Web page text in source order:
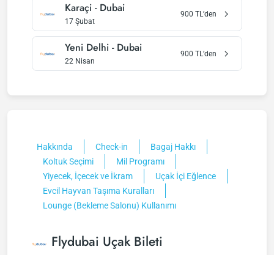
Karaçi - Dubai
17 Şubat
900 TL’den
Yeni Delhi - Dubai
22 Nisan
900 TL’den
Hakkında Check-in
Bagaj Hakkı
Koltuk Seçimi
Mil Programı
Yiyecek, İçecek ve İkram
Uçak İçi Eğlence
Evcil Hayvan Taşıma Kuralları
Lounge (Bekleme Salonu) Kullanımı
Flydubai Uçak Bileti